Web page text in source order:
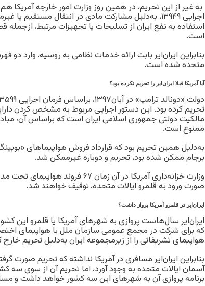
به غیر از این تحریم، در همین روز وزارت امور خارجه آمریکا
اجرایی ۱۳۹۴۹، به‌دلیل مشارکت مادی در انتقال مستقیم یا
استفاده به نفع ایران از تسلیحات یا تجهیزات مرتبط،
است.
بنابراین ایران‌ایر بابت ارائه خدمات نظامی به روسیه، وارد دو
متحده شده است.
آیا آمریکا قبلا ایران‌ایر را تحریم نکرده بود؟
تحریم کرده بود. این دستور اجرایی مربوط به مشخص کردن
مالکیت دولتی جمهوری اسلامی ایران است که براساس آن،
ممنوع است.
به‌دلیل همین تحریم بود که قرارداد فروش هواپیماهای
برجام ممکن شده بود، تحریم و دوباره غیرممکن شد.
وزارت خزانه‌داری آمریکا در آن زمان ۶۷
صورت ورود به قلمرو ایالات متحده، توقیف خواهند شد.
ایران‌ایر در قلمرو آمریکا پرواز داشت؟
ایران‌ایر سال‌هاست پروازی به شهرهای آمریکا یا قلمرو این
که برای شرکت در مجمع عمومی سازمان ملل با هواپیمای
هواپیمای تشریفاتی را از زیر‌مجموعه ایران به‌دلیل تحریم خارج
بنابراین ایران‌ایر مسافری در آمریکا نداشته که تحریم صورت
آسمان ایالات متحده به وجود آورد، اما تحریم آن از سوی سه
برنامه پروازی آن به شهرهای این سه کشور خواهد داشت و